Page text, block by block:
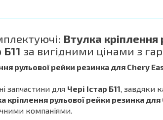
Втулка кріплення
Б11 за вигідними цінами з
рульової рейки резинка для Chery
запчастини для Чері Істар Б11, завдяки
кріплення рульової рейки резинка для
компаніями.